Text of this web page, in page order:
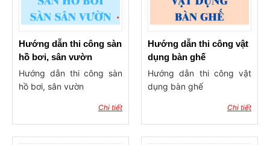
Hướng dẫn thi công sàn
hồ bơi, sân vườn
Hướng dẫn thi công sàn
hồ bơi, sân vườn
Chi tiết
Hướng dẫn thi công vật
dụng bàn ghế
Hướng dẫn thi công vật
dụng bàn ghế
Chi tiết